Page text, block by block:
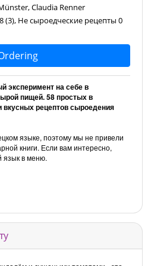
Claudia Renner
(3), Не сыроедческие рецепты 0
эксперимент на себе в
пищей. 58 простых в
вкусных рецептов сыроедения
языке, поэтому мы не привели
книги. Если вам интересно,
язык в меню.